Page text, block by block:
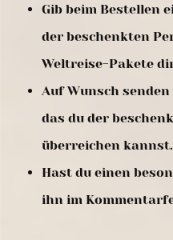
Gib beim Bestellen
der beschenkten
Weltreise-Pakete
Auf Wunsch
das du der
überreichen kannst.
Hast du einen
ihn im